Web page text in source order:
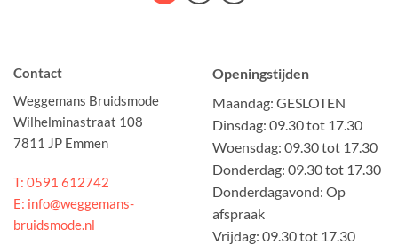
Contact
Weggemans Bruidsmode
Wilhelminastraat 108
7811 JP Emmen
T: 0591 612742
E: info@weggemans-
bruidsmode.nl
Openingstijden
Maandag: GESLOTEN
Dinsdag: 09.30 tot 17.30
Woensdag: 09.30 tot 17.30
Donderdag: 09.30 tot 17.30
Donderdagavond: Op
afspraak
Vrijdag: 09.30 tot 17.30